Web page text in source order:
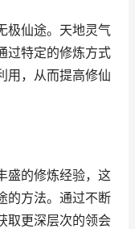
极仙途。天地灵气
过特定的修炼方式
用，从而提高修仙
盛的修炼经验，这
的方法。通过不断
取更深层次的领会